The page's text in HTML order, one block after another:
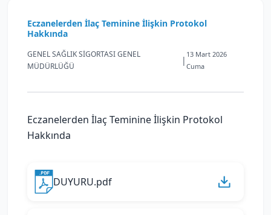
Eczanelerden İlaç Teminine İlişkin Protokol
Hakkında
GENEL SAĞLIK SİGORTASI GENEL
MÜDÜRLÜĞÜ
|
13 Mart 2026
Cuma
Eczanelerden İlaç Teminine İlişkin Protokol
Hakkında
DUYURU.pdf